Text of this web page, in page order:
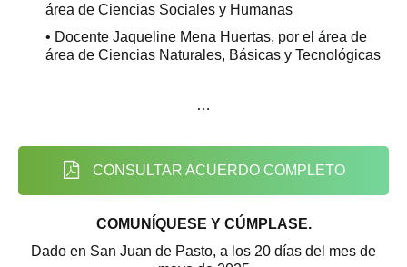
área de Ciencias Sociales y Humanas
• Docente Jaqueline Mena Huertas, por el área de
área de Ciencias Naturales, Básicas y Tecnológicas
…
CONSULTAR ACUERDO COMPLETO
COMUNÍQUESE Y CÚMPLASE.
Dado en San Juan de Pasto, a los 20 días del mes de